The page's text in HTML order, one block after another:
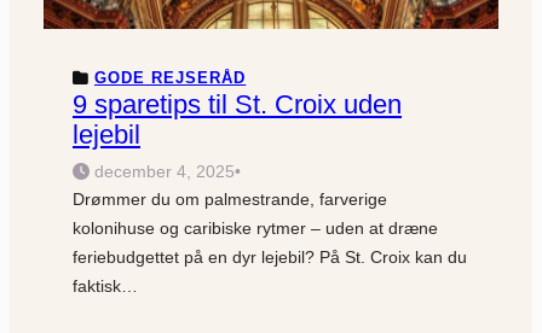
GODE REJSERÅD
9 sparetips til St. Croix uden
lejebil
december 4, 2025•
Drømmer du om palmestrande, farverige
kolonihuse og caribiske rytmer – uden at dræne
feriebudgettet på en dyr lejebil? På St. Croix kan du
faktisk…